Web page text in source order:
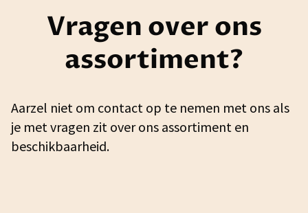
Vragen over ons
assortiment?
Aarzel niet om contact op te nemen met ons als
je met vragen zit over ons assortiment en
beschikbaarheid.